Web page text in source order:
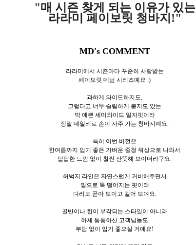
"매 시즌 찾게 되는 이유가 있는
라라미 페이보릿 청바지!"
MD's COMMENT
라라미에서 시즌마다 꾸준히 사랑받는
페이보릿 데님 시리즈예요 :)
과하게 와이드하지도,
그렇다고 너무 슬림하게 붙지도 았는
딱 예쁜 세미와이드 일자핏이라
정말 데일리로 손이 자주 가는 청바지예요.
특히 이번 버전은
한여름까지 입기 좋은 가벼운 중청 워싱으로 나와서
답답한 느낌 없이 훨씬 산뜻해 보이더라구요.
허벅지 라인은 자연스럽게 커버해주면서
밑으로 툭 떨어지는 핏이라
다리도 곧아 보이고 길어 보여요.
골반이나 힙이 부각되는 스타일이 아니라
하체 통통하신 고객님들도
부담 없이 입기 좋으실 거예요!